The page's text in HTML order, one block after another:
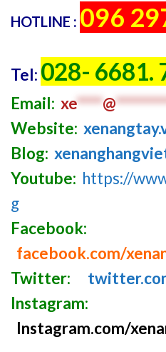
HOTLINE : 096
Tel: 028- 6681.
Email: xe****@
Website:
Blog:
Youtube: https://
g
Facebook:
facebook.com/
Twitter:
Instagram:
Instagram.com/